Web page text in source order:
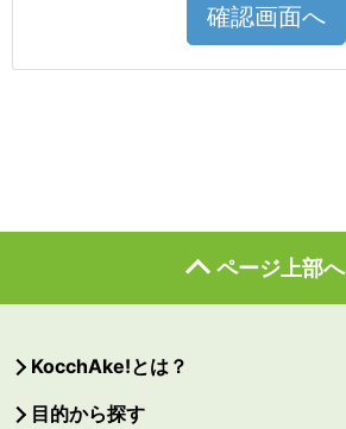
確認画面へ
ページ上部へ
KocchAke!とは？
目的から探す